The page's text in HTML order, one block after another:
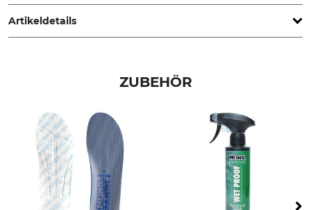
Kirchanschöring, Germany, www.meindl.de
Artikeldetails
Freizeitschuhe
Tahoma Lady GTX
Wanderung
Eigenschaften
Gore-Tex-Futter
herausnehmbare
Einlegesohle
ZUBEHÖR